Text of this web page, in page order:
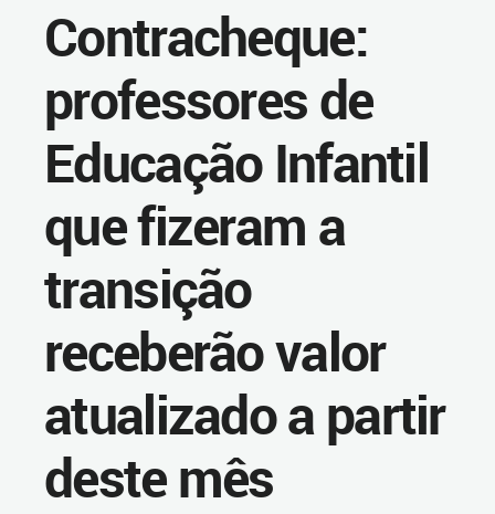
Contracheque:
professores de
Educação Infantil
que fizeram a
transição
receberão valor
atualizado a partir
deste mês